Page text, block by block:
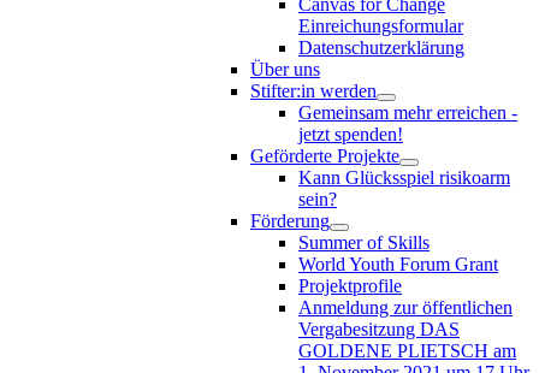
Einreichungsformular
Datenschutzerklärung
Über uns
Stifter:in werden
Gemeinsam mehr erreichen -
jetzt spenden!
Geförderte Projekte
Kann Glücksspiel risikoarm
sein?
Förderung
Summer of Skills
World Youth Forum Grant
Projektprofile
Anmeldung zur öffentlichen
Vergabesitzung DAS
GOLDENE PLIETSCH am